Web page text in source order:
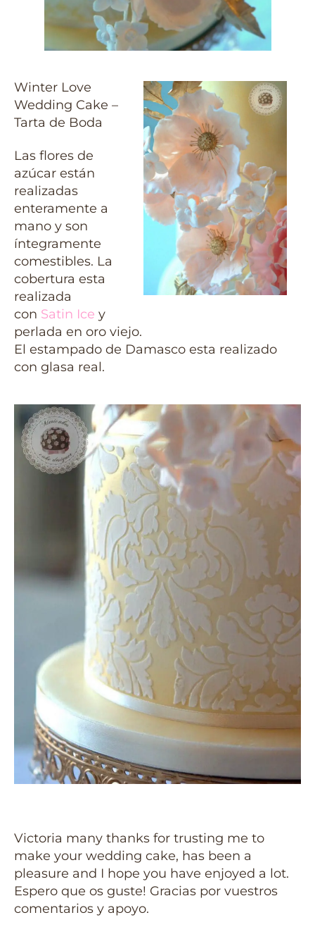
Winter Love
Wedding Cake –
Tarta de Boda
Las flores de
azúcar están
realizadas
enteramente a
mano y son
íntegramente
comestibles. La
cobertura esta
realizada
con Satin Ice y
perlada en oro viejo.
El estampado de Damasco esta realizado
con glasa real.
Victoria many thanks for trusting me to
make your wedding cake, has been a
pleasure and I hope you have enjoyed a lot.
Espero que os guste! Gracias por vuestros
comentarios y apoyo.